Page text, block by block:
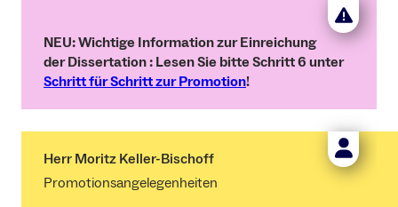
NEU: Wichtige Information zur Einreichung
der Dissertation : Lesen Sie bitte Schritt 6 unter
Schritt für Schritt zur Promotion!
Herr Moritz Keller-Bischoff
Promotionsangelegenheiten